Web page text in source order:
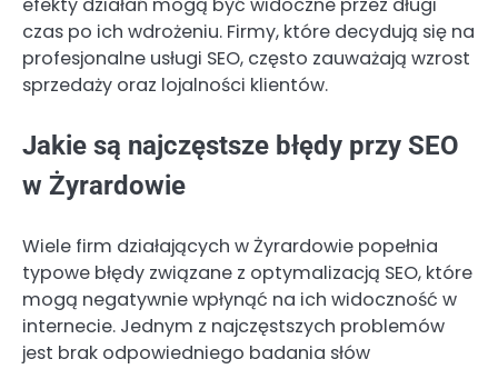
efekty działań mogą być widoczne przez długi
czas po ich wdrożeniu. Firmy, które decydują się na
profesjonalne usługi SEO, często zauważają wzrost
sprzedaży oraz lojalności klientów.
Jakie są najczęstsze błędy przy SEO
w Żyrardowie
Wiele firm działających w Żyrardowie popełnia
typowe błędy związane z optymalizacją SEO, które
mogą negatywnie wpłynąć na ich widoczność w
internecie. Jednym z najczęstszych problemów
jest brak odpowiedniego badania słów